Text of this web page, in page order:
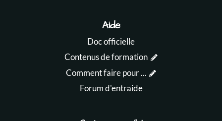
Aide
Doc officielle
Contenus de formation
Comment faire pour ...
Forum d'entraide